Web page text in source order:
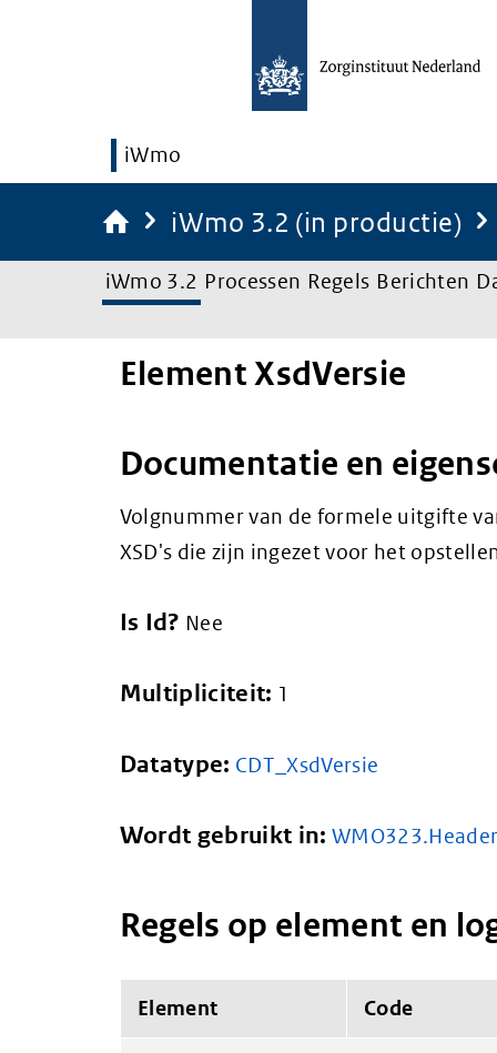
iWmo
iWmo 3.2 (in productie)
iWmo 3.2 Processen Regels Berichten
Element XsdVersie
Documentatie en
Volgnummer van de formele uitgifte
XSD's die zijn ingezet voor het
Is Id? Nee
Multipliciteit: 1
Datatype: CDT_XsdVersie
Wordt gebruikt in:
Regels op element en
Element Code